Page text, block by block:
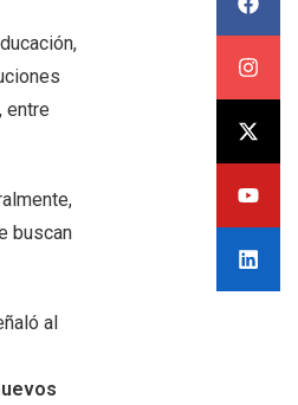
entre
buscan
al